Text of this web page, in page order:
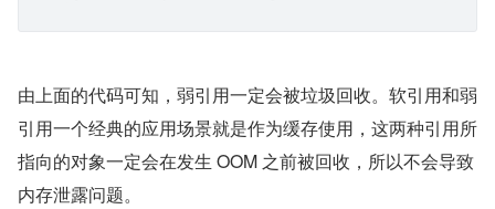
由上面的代码可知，弱引用一定会被垃圾回收。软引用和弱
引用一个经典的应用场景就是作为缓存使用，这两种引用所
指向的对象一定会在发生 OOM 之前被回收，所以不会导致
内存泄露问题。